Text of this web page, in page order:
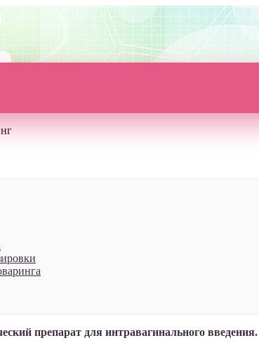
препарат для интравагинального введения.